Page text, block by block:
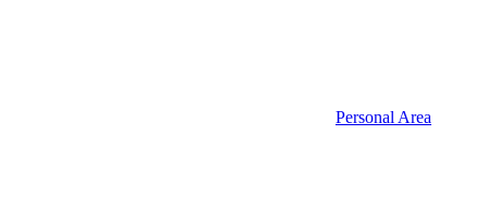
Personal Area